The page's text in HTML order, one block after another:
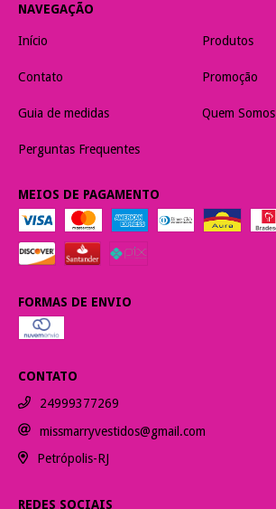
NAVEGAÇÃO
Início Produtos
Contato Promoção
Guia de medidas Quem Somos
Perguntas Frequentes
MEIOS DE PAGAMENTO
FORMAS DE ENVIO
CONTATO
24999377269
missmarryvestidos@gmail.com
Petrópolis-RJ
REDES SOCIAIS